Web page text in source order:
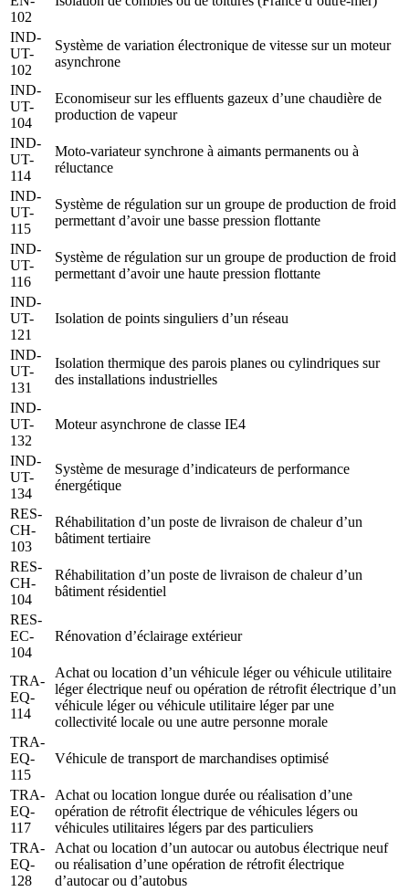
102
IND-
UT-
102
Système de variation électronique de vitesse sur un moteur
asynchrone
IND-
UT-
104
Economiseur sur les effluents gazeux d’une chaudière de
production de vapeur
IND-
UT-
114
Moto-variateur synchrone à aimants permanents ou à
réluctance
IND-
UT-
115
Système de régulation sur un groupe de production de froid
permettant d’avoir une basse pression flottante
IND-
UT-
116
Système de régulation sur un groupe de production de froid
permettant d’avoir une haute pression flottante
IND-
UT-
121
Isolation de points singuliers d’un réseau
IND-
UT-
131
Isolation thermique des parois planes ou cylindriques sur
des installations industrielles
IND-
UT-
132
Moteur asynchrone de classe IE4
IND-
UT-
134
Système de mesurage d’indicateurs de performance
énergétique
RES-
CH-
103
Réhabilitation d’un poste de livraison de chaleur d’un
bâtiment tertiaire
RES-
CH-
104
Réhabilitation d’un poste de livraison de chaleur d’un
bâtiment résidentiel
RES-
EC-
104
Rénovation d’éclairage extérieur
TRA-
EQ-
114
Achat ou location d’un véhicule léger ou véhicule utilitaire
léger électrique neuf ou opération de rétrofit électrique d’un
véhicule léger ou véhicule utilitaire léger par une
collectivité locale ou une autre personne morale
TRA-
EQ-
115
Véhicule de transport de marchandises optimisé
TRA-
EQ-
117
Achat ou location longue durée ou réalisation d’une
opération de rétrofit électrique de véhicules légers ou
véhicules utilitaires légers par des particuliers
TRA-
EQ-
128
Achat ou location d’un autocar ou autobus électrique neuf
ou réalisation d’une opération de rétrofit électrique
d’autocar ou d’autobus